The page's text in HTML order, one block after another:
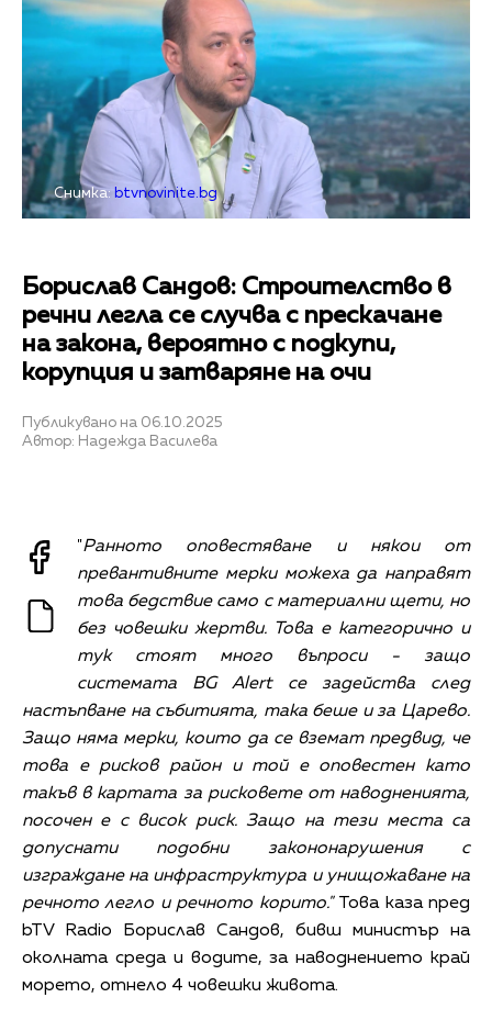
Снимка: btvnovinite.bg
Борислав Сандов: Строителство в
речни легла се случва с прескачане
на закона, вероятно с подкупи,
корупция и затваряне на очи
Публикувано на 06.10.2025
Автор: Надежда Василева
"Ранното оповестяване и някои от
превантивните мерки можеха да направят
това бедствие само с материални щети, но
без човешки жертви. Това е категорично и
тук стоят много въпроси - защо
системата BG Alert се задейства след
настъпване на събитията, така беше и за Царево.
Защо няма мерки, които да се вземат предвид, че
това е рисков район и той е оповестен като
такъв в картата за рисковете от наводненията,
посочен е с висок риск. Защо на тези места са
допуснати подобни закононарушения с
изграждане на инфраструктура и унищожаване на
речното легло и речното корито."Това каза пред
bTV Radio Борислав Сандов, бивш министър на
околната среда и водите, за наводнението край
морето, отнело 4 човешки живота.